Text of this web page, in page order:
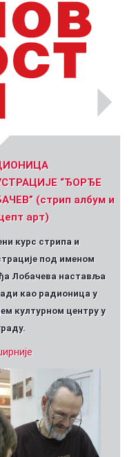
стрипа и духа Геза Шетет
и стрипографија)
“ЂОРЂЕ
(стрип албум и
арт)
курс стрипа и
под именом
Лобачева наставља
као радионица у
културном центру у